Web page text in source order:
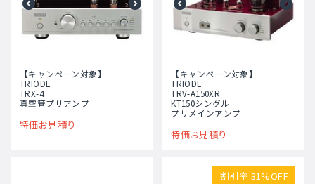
【キャンペーン対象】
TRIODE
TRX-4
真空管プリアンプ
特価お見積り
【キャンペーン対象】
TRIODE
TRV-A150XR
KT150シングル
プリメインアンプ
特価お見積り
割引率 31%OFF